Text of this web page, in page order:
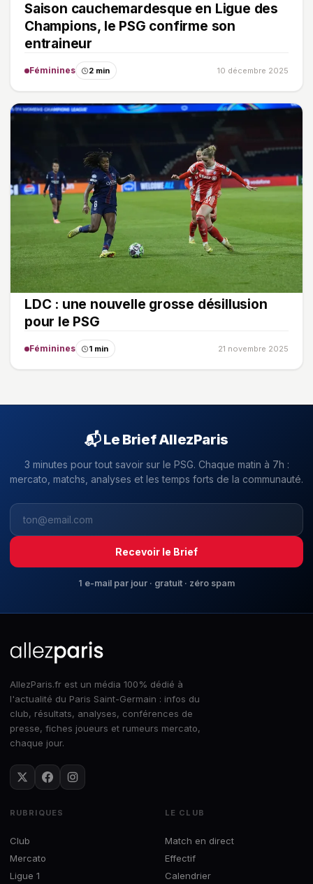
Saison cauchemardesque en Ligue des
Champions, le PSG confirme son
entraineur
Féminines 2 min 10 décembre 2025
LDC : une nouvelle grosse désillusion
pour le PSG
Féminines 1 min 21 novembre 2025
📬 Le Brief AllezParis
3 minutes pour tout savoir sur le PSG. Chaque matin à 7h :
mercato, matchs, analyses et les temps forts de la communauté.
Recevoir le Brief
1 e-mail par jour · gratuit · zéro spam
AllezParis.fr est un média 100% dédié à
l'actualité du Paris Saint-Germain : infos du
club, résultats, analyses, conférences de
presse, fiches joueurs et rumeurs mercato,
chaque jour.
RUBRIQUES
Club
Mercato
Ligue 1
LE CLUB
Match en direct
Effectif
Calendrier